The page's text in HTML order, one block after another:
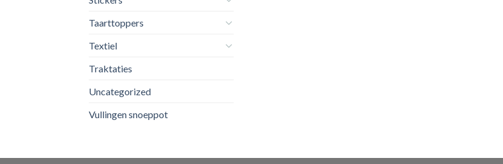
Taarttoppers
Textiel
Traktaties
Uncategorized
Vullingen snoeppot